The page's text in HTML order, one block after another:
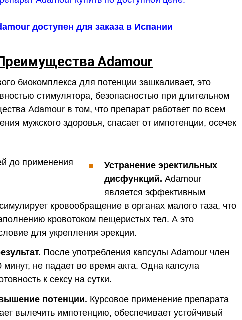
доступен для заказа в Испании
Adamour
биокомплекса для потенции зашкаливает, это
стимулятора, безопасностью при длительном
Adamour в том, что препарат работает по всем
мужского здоровья, спасает от импотенции, осечек
Устранение эректильных
дисфункций. Adamour
является эффективным
кровообращение в органах малого таза, что
кровотоком пещеристых тел. А это
для укрепления эрекции.
После употребления капсулы Adamour член
минут, не падает во время акта. Одна капсула
к сексу на сутки.
потенции. Курсовое применение препарата
вылечить импотенцию, обеспечивает устойчивый